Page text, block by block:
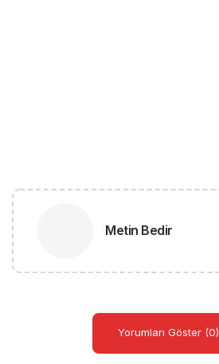
Metin Bedir
Yorumları Göster (0)